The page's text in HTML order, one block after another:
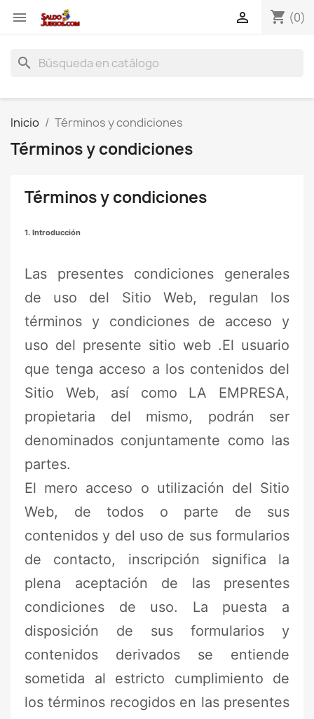
 shopping_cart (0)

search
Inicio Términos y condiciones
Términos y condiciones
Términos y condiciones
1. Introducción
Las presentes condiciones generales
de uso del Sitio Web, regulan los
términos y condiciones de acceso y
uso del presente sitio web .El usuario
que tenga acceso a los contenidos del
Sitio Web, así como LA EMPRESA,
propietaria del mismo, podrán ser
denominados conjuntamente como las
partes.
El mero acceso o utilización del Sitio
Web, de todos o parte de sus
contenidos y del uso de sus formularios
de contacto, inscripción significa la
plena aceptación de las presentes
condiciones de uso. La puesta a
disposición de sus formularios y
contenidos derivados se entiende
sometida al estricto cumplimiento de
los términos recogidos en las presentes